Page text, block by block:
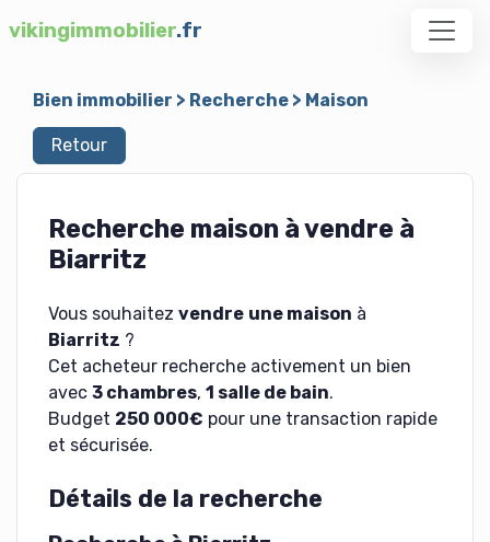
vikingimmobilier.fr
Bien immobilier > Recherche> Maison
Retour
Recherche maison à vendre à
Biarritz
Vous souhaitez vendre une maison à
Biarritz ?
Cet acheteur recherche activement un bien
avec 3 chambres, 1 salle de bain.
Budget 250 000€ pour une transaction rapide
et sécurisée.
Détails de la recherche